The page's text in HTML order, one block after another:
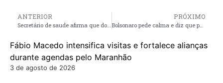
ANTERIOR
Secretário de saude afirma que dois casos suspeitos de (covid-19), estão sendo monitorados em Pinheiro
PRÓXIMO
Bolsonaro pede calma e diz que país vencerá novo coronavírus
Fábio Macedo intensifica visitas e fortalece alianças
durante agendas pelo Maranhão
3 de agosto de 2026